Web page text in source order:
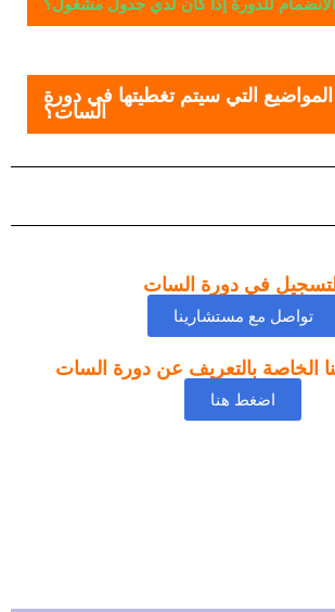
للدورة إذا كان لدي جدول مشغول؟
التي سيتم تغطيتها في دورة
السات؟
في دورة السات
تواصل مع مستشارينا
الخاصة بالتعريف عن دورة السات
اضغط هنا